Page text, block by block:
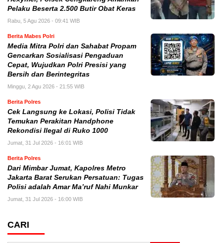
Pelaku Beserta 2.500 Butir Obat Keras
Rabu, 5 Agu 2026 - 09:41 WIB
Berita Mabes Polri
Media Mitra Polri dan Sahabat Propam
Gencarkan Sosialisasi Pengaduan
Cepat, Wujudkan Polri Presisi yang
Bersih dan Berintegritas
Minggu, 2 Agu 2026 - 21:55 WIB
Berita Polres
Cek Langsung ke Lokasi, Polisi Tidak
Temukan Perakitan Handphone
Rekondisi Ilegal di Ruko 1000
Jumat, 31 Jul 2026 - 16:01 WIB
Berita Polres
Dari Mimbar Jumat, Kapolres Metro
Jakarta Barat Serukan Persatuan: Tugas
Polisi adalah Amar Ma’ruf Nahi Munkar
Jumat, 31 Jul 2026 - 16:00 WIB
CARI